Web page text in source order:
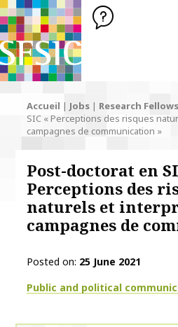
SFSIC Société Française des
Société
Accueil | Jobs | Research
SIC « Perceptions des risques
campagnes de communication »
Post-doctorat en
Perceptions des
naturels et
campagnes de
Posted on 25 June 2021
Thématiques
Public and political